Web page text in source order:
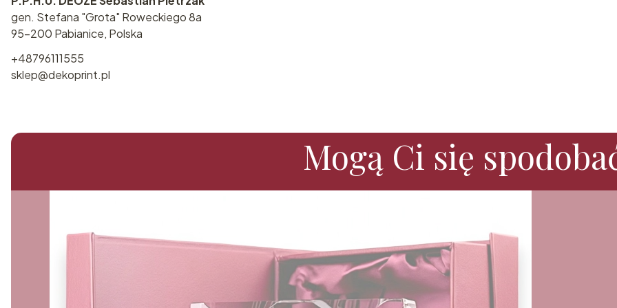
gen. Stefana "Grota" Roweckiego 8a
95-200 Pabianice, Polska
+48796111555
sklep@dekoprint.pl
Mogą Ci się